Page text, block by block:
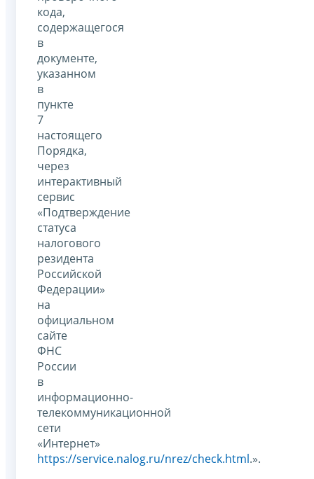
кода,
содержащегося
в
документе,
указанном
в
пункте
7
настоящего
Порядка,
через
интерактивный
сервис
«Подтверждение
статуса
налогового
резидента
Российской
Федерации»
на
официальном
сайте
ФНС
России
в
информационно-
телекоммуникационной
сети
«Интернет»
https://service.nalog.ru/nrez/check.html.».